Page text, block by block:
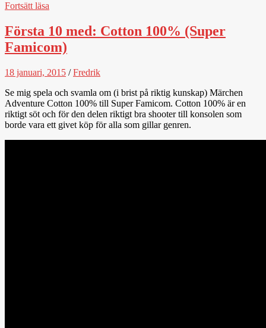
Fortsätt läsa
Första 10 med: Cotton 100% (Super
Famicom)
18 januari, 2015 /Fredrik
Se mig spela och svamla om (i brist på riktig kunskap) Märchen
Adventure Cotton 100% till Super Famicom. Cotton 100% är en
riktigt söt och för den delen riktigt bra shooter till konsolen som
borde vara ett givet köp för alla som gillar genren.